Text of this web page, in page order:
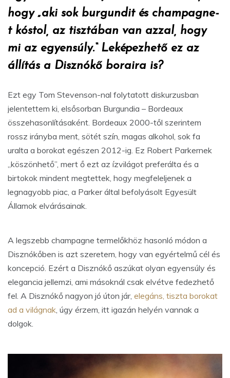
hogy „aki sok burgundit és champagne-
t kóstol, az tisztában van azzal, hogy
mi az egyensúly.“ Leképezhető ez az
állítás a Disznókő boraira is?
Ezt egy Tom Stevenson-nal folytatott diskurzusban
jelentettem ki, elsősorban Burgundia – Bordeaux
összehasonlításaként. Bordeaux 2000-től szerintem
rossz irányba ment, sötét szín, magas alkohol, sok fa
uralta a borokat egészen 2012-ig. Ez Robert Parkernek
„köszönhető”, mert ő ezt az ízvilágot preferálta és a
birtokok mindent megtettek, hogy megfeleljenek a
legnagyobb piac, a Parker által befolyásolt Egyesült
Államok elvárásainak.
A legszebb champagne termelőkhöz hasonló módon a
Disznókőben is azt szeretem, hogy van egyértelmű cél és
koncepció. Ezért a Disznókő aszúkat olyan egyensúly és
elegancia jellemzi, ami másoknál csak elvétve fedezhető
fel. A Disznókő nagyon jó úton jár, elegáns, tiszta borokat
ad a világnak, úgy érzem, itt igazán helyén vannak a
dolgok.